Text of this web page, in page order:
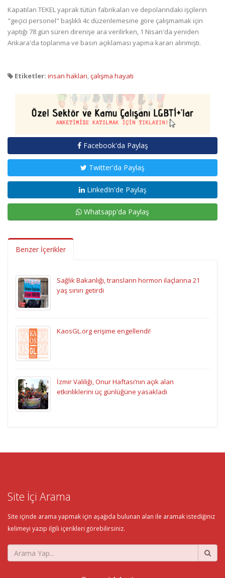
Kapatılan TEKEL yaprak tütün fabrikaları ve depolarındaki işçilerin
"geçici personel" başlıklı 4c düzenlemesine göre çalışmamak için
yaptığı 78 gün süren direnişe ara verilirken, 1 Nisan'da yeniden
Ankara'da toplanma ve basın açıklaması yapma kararı alınmıştı.
Etiketler: insan hakları,çalışma hayatı
Facebook'da Paylaş
Twitter'da Paylaş
LinkedIn'de Paylaş
Whatsapp'da Paylaş
Benzer İçerikler
Sağlık Bakanlığı, transların hormon ilaçlarına 21
yaş sınırı getirdi
KaosGL.org erişime engellendi!
İzmir Valiliği, Onur Haftası’nın açık alan
etkinliklerini üç günlüğüne yasakladı
Site İçi Arama
Site içinde arama yapmak için aşağıda bulunan alan ile aramak istediğiniz
kelimeyi yazıp ilgili içerikleri görebilirsiniz.